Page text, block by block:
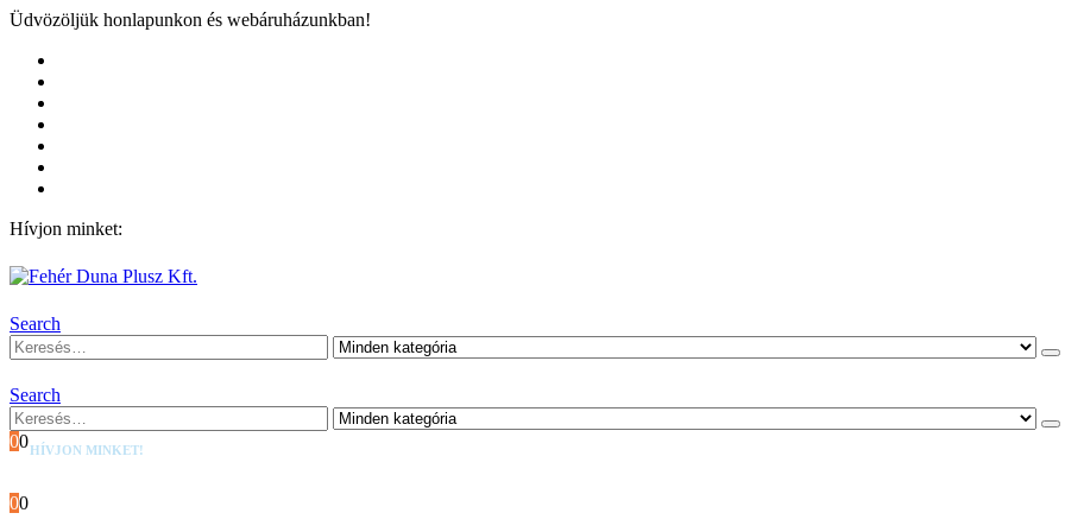
Üdvözöljük honlapunkon és webáruházunkban!
Hívjon minket:
Search
Search
00HÍVJON MINKET!
00